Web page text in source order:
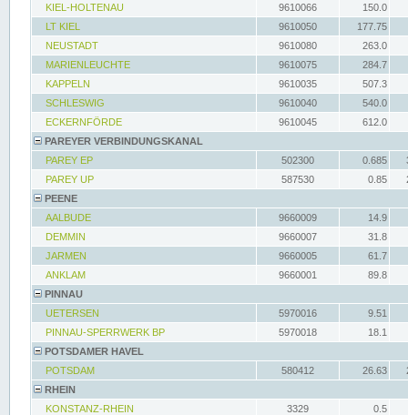
KIEL-HOLTENAU
9610066
150.0
LT KIEL
9610050
177.75
NEUSTADT
9610080
263.0
MARIENLEUCHTE
9610075
284.7
KAPPELN
9610035
507.3
SCHLESWIG
9610040
540.0
ECKERNFÖRDE
9610045
612.0
PAREYER VERBINDUNGSKANAL
PAREY EP
502300 0.685
PAREY UP
587530 0.85
PEENE
AALBUDE
9660009
14.9
DEMMIN
9660007
31.8
JARMEN
9660005
61.7
ANKLAM
9660001
89.8
PINNAU
UETERSEN
5970016
9.51
PINNAU-SPERRWERK BP
5970018
18.1
POTSDAMER HAVEL
POTSDAM
580412 26.63
RHEIN
KONSTANZ-RHEIN
3329
0.5